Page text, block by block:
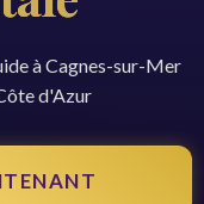
à Cagnes-sur-Mer
d'Azur